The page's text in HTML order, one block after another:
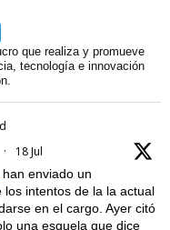
que realiza y promueve
tecnología e innovación
· 18 Jul
han enviado un
intentos de la la actual
en el cargo. Ayer citó
una esquela que dice